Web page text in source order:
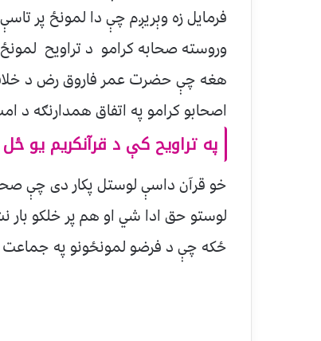
فرمايل زه وېريږم چې دا لمونځ پر
وروسته صحابه کرامو د تراويح
اصحابو کرامو په اتفاق همدارنګه د امت د اکثرو
په تراويح کې د قرآنکريم يو
خو قرآن داسې لوستل پکار دی چې
لوستو حق ادا شي او هم پر خلکو
ځکه چې د فرضو لمونځونو په